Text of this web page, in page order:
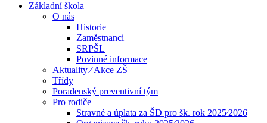
Základní škola
O nás
Historie
Zaměstnanci
SRPŠL
Povinné informace
Aktuality ⁄ Akce ZŠ
Třídy
Poradenský preventivní tým
Pro rodiče
Stravné a úplata za ŠD pro šk. rok 2025⁄2026